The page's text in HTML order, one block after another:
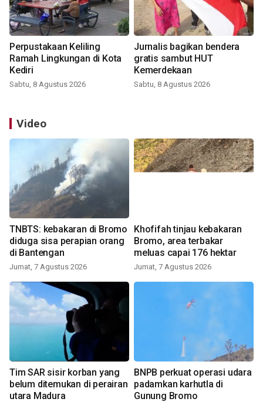
Perpustakaan Keliling
Ramah Lingkungan di Kota
Kediri
Sabtu, 8 Agustus 2026
Jurnalis bagikan bendera
gratis sambut HUT
Kemerdekaan
Sabtu, 8 Agustus 2026
Video
TNBTS: kebakaran di Bromo
diduga sisa perapian orang
di Bantengan
Jumat, 7 Agustus 2026
Khofifah tinjau kebakaran
Bromo, area terbakar
meluas capai 176 hektar
Jumat, 7 Agustus 2026
Tim SAR sisir korban yang
belum ditemukan di perairan
utara Madura
BNPB perkuat operasi udara
padamkan karhutla di
Gunung Bromo